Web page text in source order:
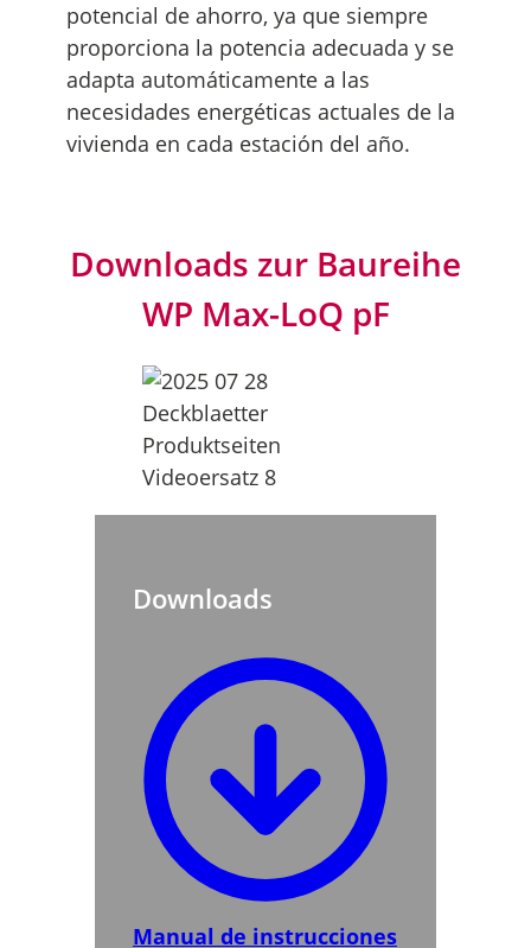
potencial de ahorro, ya que siempre
proporciona la potencia adecuada y se
adapta automáticamente a las
necesidades energéticas actuales de la
vivienda en cada estación del año.
Downloads zur Baureihe
WP Max-LoQ pF
Downloads
Manual de instrucciones